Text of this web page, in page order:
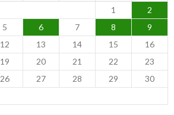
1
2
5 6 7 8
9
12 13 14 15
16
19 20 21 22
23
26 27 28 29
30